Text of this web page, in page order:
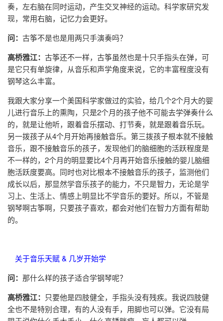
奏，左右脑在同时运动，产生交叉神经的运动。科学家研究发
现，常用右脑，记忆力会更好。
问： 古筝不是也是用两只手演奏吗？
高桥雅江： 古筝还不一样，古筝虽然也是十只手指头在弹，可
是它只有单旋律，从音乐和声学角度来说，它的丰富程度没有
钢琴这么丰富。
我跟大家分享一个美国科学家做过的实验，给几个2个月大的婴
儿进行音乐上的熏陶，只是2个月的孩子他不可能去学弹奏什么
的，就是让他听，跟着音乐摆动、打节奏，就是跟着音乐玩。
另一拨孩子从4个月开始再接触音乐。第三拨孩子根本就不接触
音乐，跟不接触音乐的孩子，发现他们的脑细胞的活跃程度是
不一样的，2个月的明显要比4个月再开始音乐接触的婴儿脑细
胞活跃度要高。同时也对比根本不接触音乐的孩子，监测他们
成长以后，那显然学音乐孩子的能力，不只是智力，无论是学
习上、生活上、情感上明显比不学音乐的要好。所以，不管是
钢琴啊古筝啊，只要孩子喜欢，都会对他们在智力方面有帮助
的。
关于音乐天赋 & 几岁开始学
问： 那什么样的孩子适合学钢琴呢？
高桥雅江： 只要他是四肢健全，手指头没有残疾。我说四肢健
全也不是特别合理，有的人没有手，用脚也可以弹。它没有局